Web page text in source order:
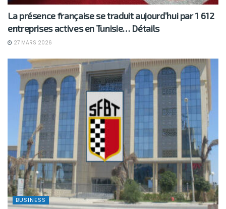
La présence française se traduit aujourd’hui par 1 612
entreprises actives en Tunisie… Détails
27 MARS 2026
BUSINESS